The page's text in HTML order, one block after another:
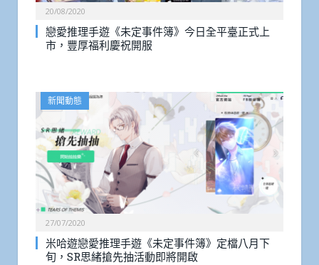
20/08/2020
戀愛推理手遊《未定事件簿》今日全平臺正式上
市，豐厚福利慶祝開服
新聞動態
27/07/2020
米哈遊戀愛推理手遊《未定事件簿》定檔八月下
旬，SR思緒搶先抽活動即將開啟